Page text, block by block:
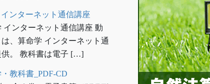
ンターネット通信講座
インターネット通信講座 動
、算命学 インターネット通
供。 教科書は電子 […]
教科書_PDF-CD